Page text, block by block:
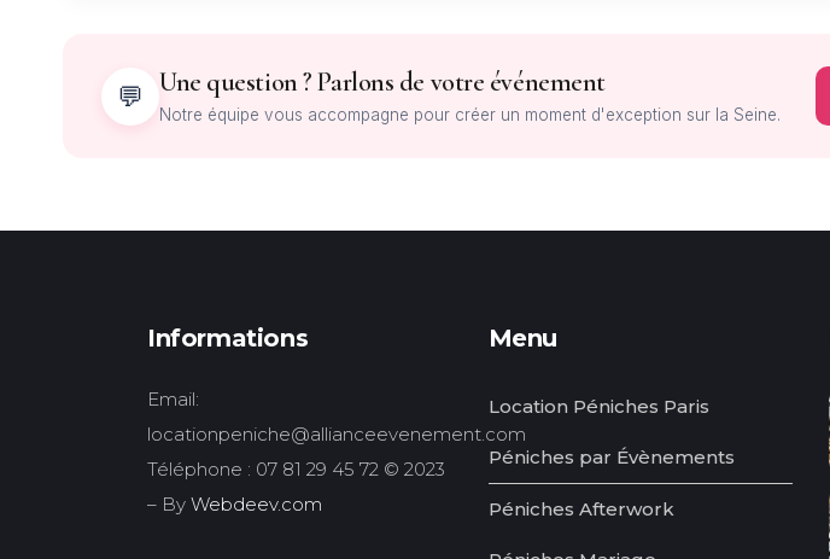
💬 Une question ? Parlons de votre événement
Notre équipe vous accompagne pour créer un moment d'exception sur la Seine.
Informations
Email:
locationpeniche@allianceevenement.com
Téléphone : 07 81 29 45 72 © 2023
– By Webdeev.com
Menu
Location Péniches Paris
Péniches par Évènements
Péniches Afterwork